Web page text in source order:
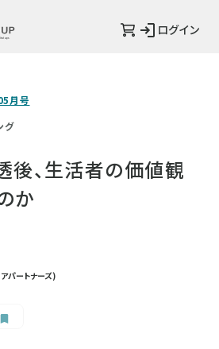
ログイン
月号
グ
後、生活者の価値観
か
パートナーズ)